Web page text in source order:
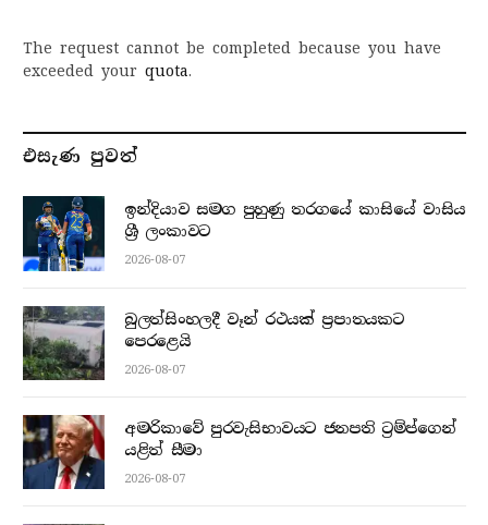
The request cannot be completed because you have
exceeded your quota.
එසැණ පුව​ත්
ඉන්දියාව සමග පුහුණු තරගයේ කාසියේ වාසිය
ශ්‍රී ලංකාවට
2026-08-07
බුලත්සිංහලදී වෑන් රථයක් ප්‍රපාතයකට
පෙරළෙයි
2026-08-07
අමරිකාවේ පුරවැසිභාවයට ජනපති ට්‍රම්ප්ගෙන්
යළිත් සීමා
2026-08-07